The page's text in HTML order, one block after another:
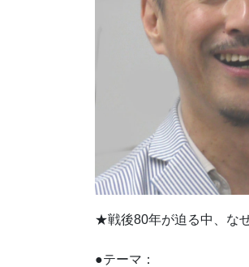
★戦後80年が迫る中、な
●テーマ：